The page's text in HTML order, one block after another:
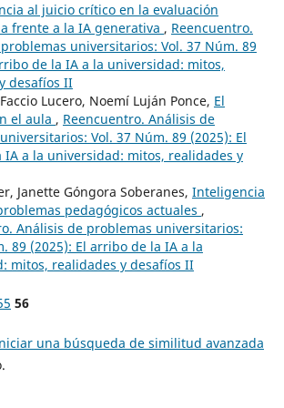
al juicio crítico en la evaluación
frente a la IA generativa , Reencuentro.
universitarios: Vol. 37 Núm. 89
de la IA a la universidad: mitos,
desafíos II
Lucero, Noemí Luján Ponce, El
el aula , Reencuentro. Análisis de
Vol. 37 Núm. 89 (2025): El
IA a la universidad: mitos, realidades y
Janette Góngora Soberanes, Inteligencia
pedagógicos actuales ,
Análisis de problemas universitarios:
89 (2025): El arribo de la IA a la
mitos, realidades y desafíos II
56
una búsqueda de similitud avanzada